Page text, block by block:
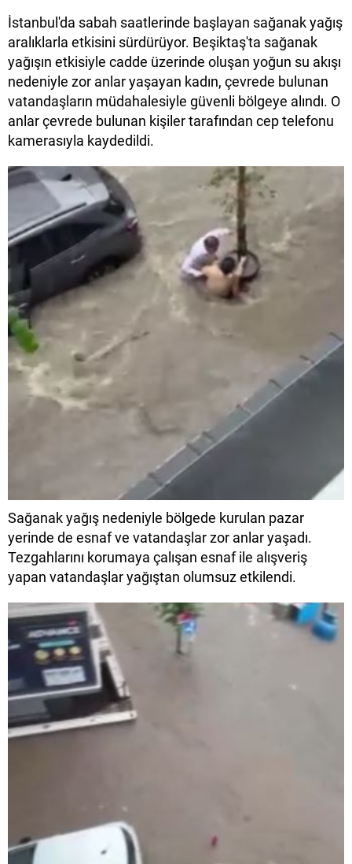
İstanbul'da sabah saatlerinde başlayan sağanak yağış
aralıklarla etkisini sürdürüyor. Beşiktaş'ta sağanak
yağışın etkisiyle cadde üzerinde oluşan yoğun su akışı
nedeniyle zor anlar yaşayan kadın, çevrede bulunan
vatandaşların müdahalesiyle güvenli bölgeye alındı. O
anlar çevrede bulunan kişiler tarafından cep telefonu
kamerasıyla kaydedildi.
Sağanak yağış nedeniyle bölgede kurulan pazar
yerinde de esnaf ve vatandaşlar zor anlar yaşadı.
Tezgahlarını korumaya çalışan esnaf ile alışveriş
yapan vatandaşlar yağıştan olumsuz etkilendi.